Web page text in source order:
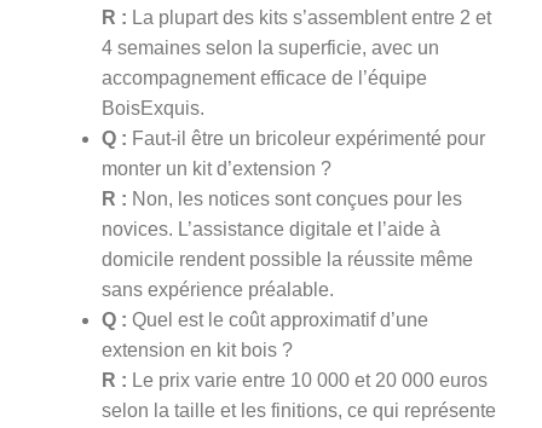
R : La plupart des kits s’assemblent entre 2 et
4 semaines selon la superficie, avec un
accompagnement efficace de l’équipe
BoisExquis.
Q : Faut-il être un bricoleur expérimenté pour
monter un kit d’extension ?
R : Non, les notices sont conçues pour les
novices. L’assistance digitale et l’aide à
domicile rendent possible la réussite même
sans expérience préalable.
Q : Quel est le coût approximatif d’une
extension en kit bois ?
R : Le prix varie entre 10 000 et 20 000 euros
selon la taille et les finitions, ce qui représente